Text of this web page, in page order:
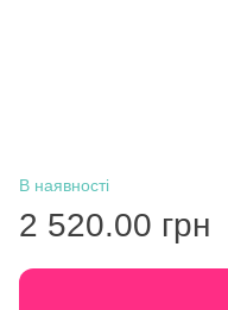
В наявності
2 520.00 грн